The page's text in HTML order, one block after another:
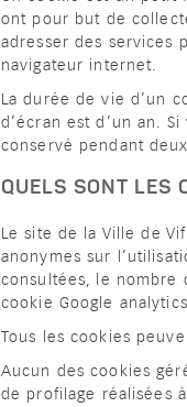
ont pour but de
adresser des services
navigateur internet.
La durée de vie d’un
d’écran est d’un an.
conservé pendant
QUELS SONT LES
Le site de la Ville de
anonymes sur
consultées, le nombre
cookie Google
Tous les cookies
Aucun des cookies
de profilage réalisées